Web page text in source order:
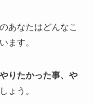
あなたはどんなこ
ます。
りたかった事、や
ょう。